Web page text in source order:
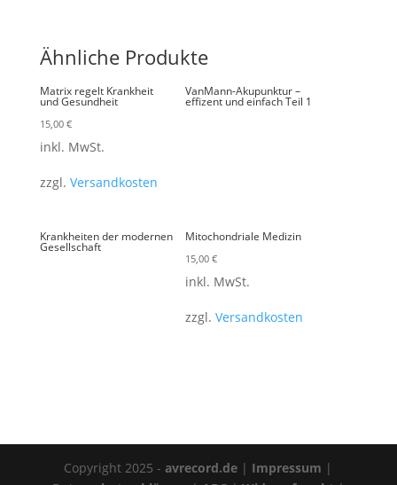
Ähnliche Produkte
Matrix regelt Krankheit
und Gesundheit
15,00 €
inkl. MwSt.
zzgl. Versandkosten
VanMann-Akupunktur –
effizent und einfach Teil 1
Krankheiten der modernen
Gesellschaft
Mitochondriale Medizin
15,00 €
inkl. MwSt.
zzgl. Versandkosten
Copyright 2025 -avrecord.de | Impressum |